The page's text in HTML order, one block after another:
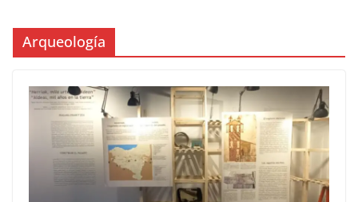
Arqueología